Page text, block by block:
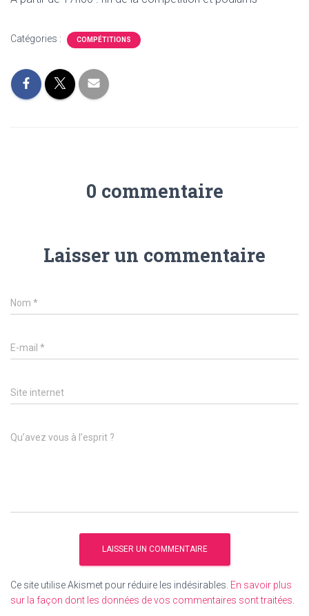
Catégories : COMPÉTITIONS
0 commentaire
Laisser un commentaire
Nom *
E-mail *
Site internet
Qu’avez vous à l’esprit ?
Ce site utilise Akismet pour réduire les indésirables. En savoir plus
sur la façon dont les données de vos commentaires sont traitées.